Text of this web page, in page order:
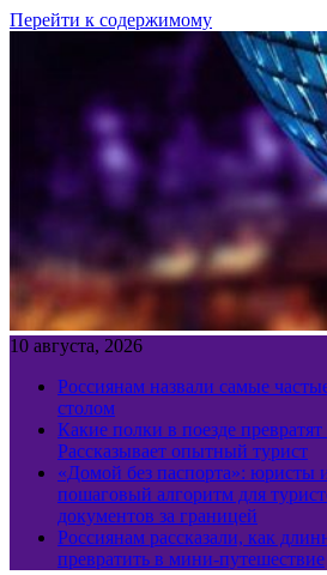
Перейти к содержимому
10 августа, 2026
Россиянам назвали самые
столом
Какие полки в поезде
Рассказывает опытный турист
«Домой без паспорта»: юристы
пошаговый алгоритм для
документов за границей
Россиянам рассказали, как
превратить в мини-путешествие